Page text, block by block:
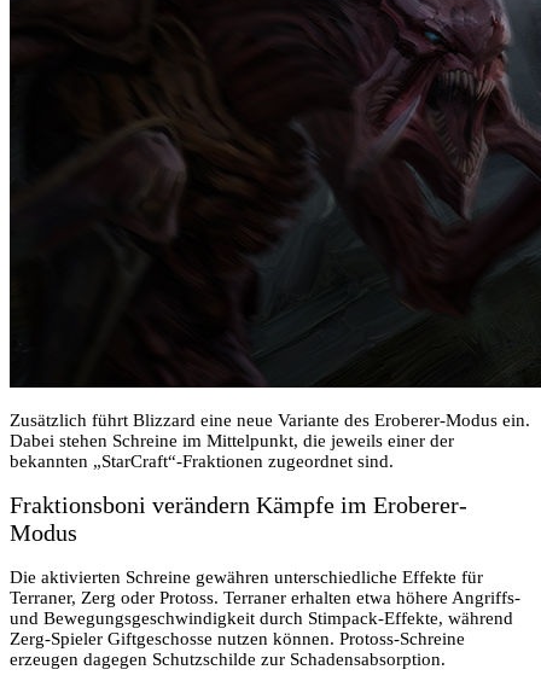
Zusätzlich führt Blizzard eine neue Variante des Eroberer-Modus ein.
Dabei stehen Schreine im Mittelpunkt, die jeweils einer der
bekannten „StarCraft“-Fraktionen zugeordnet sind.
Fraktionsboni verändern Kämpfe im Eroberer-
Modus
Die aktivierten Schreine gewähren unterschiedliche Effekte für
Terraner, Zerg oder Protoss. Terraner erhalten etwa höhere Angriffs-
und Bewegungsgeschwindigkeit durch Stimpack-Effekte, während
Zerg-Spieler Giftgeschosse nutzen können. Protoss-Schreine
erzeugen dagegen Schutzschilde zur Schadensabsorption.